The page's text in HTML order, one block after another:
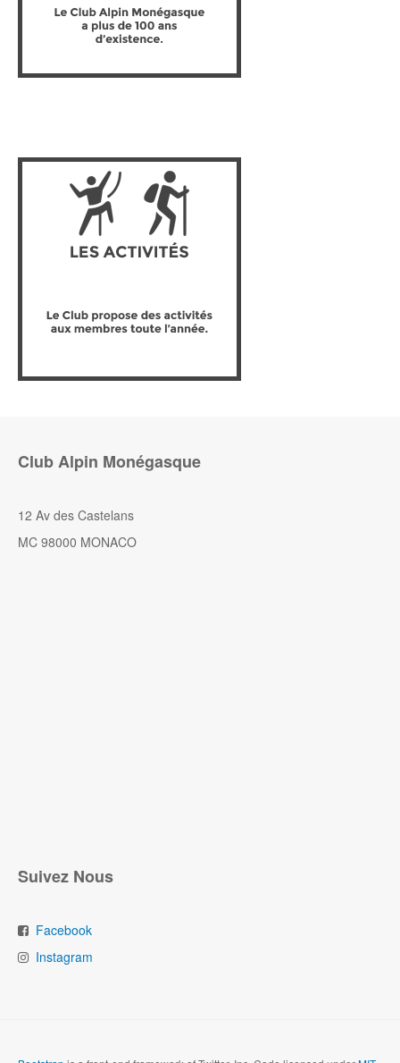
Club Alpin Monégasque
12 Av des Castelans
MC 98000 MONACO
Suivez Nous
Facebook
Instagram